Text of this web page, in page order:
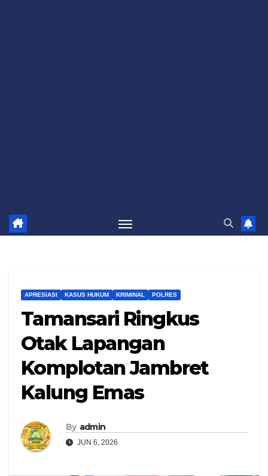
APRESIASI KASUS HUKUM KRIMINAL POLRES
Tamansari Ringkus
Otak Lapangan
Komplotan Jambret
Kalung Emas
By admin
JUN 6, 2026